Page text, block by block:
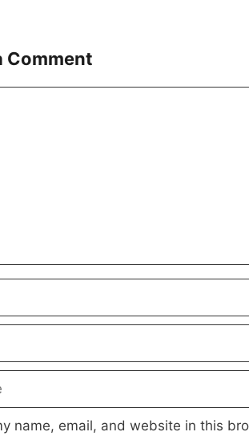
Comment
name, email, and website in this